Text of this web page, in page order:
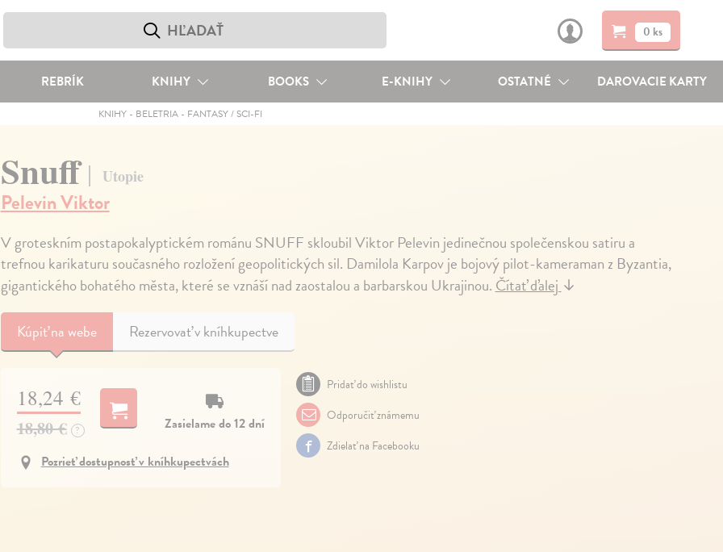
0 ks
REBRÍK KNIHY BOOKS E-KNIHY OSTATNÉ DAROVACIE KARTY
KNIHY - BELETRIA - FANTASY / SCI-FI
Snuff Utopie
Pelevin Viktor
V groteskním postapokalyptickém románu SNUFF skloubil Viktor Pelevin jedinečnou společenskou satiru a
trefnou karikaturu současného rozložení geopolitických sil. Damilola Karpov je bojový pilot-kameraman z Byzantia,
gigantického bohatého města, které se vznáší nad zaostalou a barbarskou Ukrajinou.Čítať ďalej↓
Kúpiťna webe Rezervovať v kníhkupectve
18,24 €
18,80 € ?
Zasielame do 12 dní
Pozrieť dostupnosť v kníhkupectvách
Pridať do wishlistu
Odporučiť známemu
Zdielať na Facebooku